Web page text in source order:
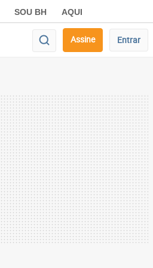
SOU BH AQUI
Assine Entrar